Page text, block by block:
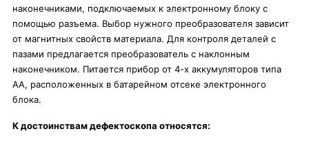
наконечниками, подключаемых к электронному блоку с
помощью разъема. Выбор нужного преобразователя зависит
от магнитных свойств материала. Для контроля деталей с
пазами предлагается преобразователь с наклонным
наконечником. Питается прибор от 4-х аккумуляторов типа
АА, расположенных в батарейном отсеке электронного
блока.
К достоинствам дефектоскопа относятся: